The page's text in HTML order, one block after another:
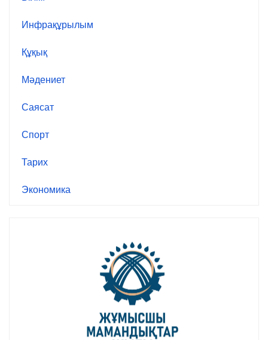
Инфрақұрылым
Құқық
Мәдениет
Саясат
Спорт
Тарих
Экономика